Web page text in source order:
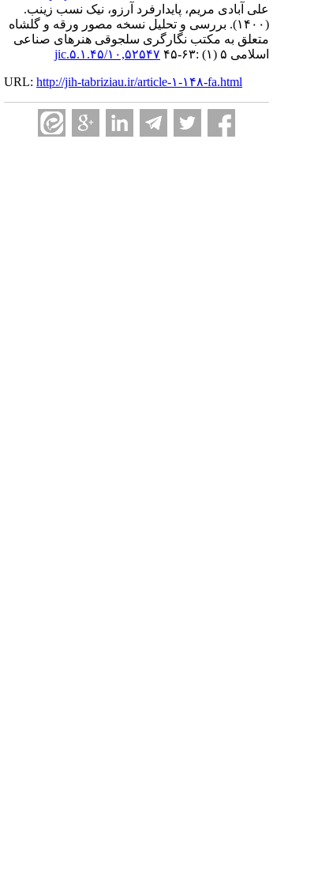
علی آبادی مریم، پایدارفرد آرزو، نیک نسب زینب.
(۱۴۰۰).
بررسی و تحلیل نسخه مصور ورقه و گلشاه
متعلق به مکتب نگارگری سلجوقی هنرهای صناعی
اسلامی ۵ (۱) :۶۳-۴۵
۱۰,۵۲۵۴۷/jic.۵.۱.۴۵
URL: http://jih-tabriziau.ir/article-۱-۱۴۸-fa.html